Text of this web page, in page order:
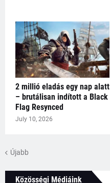
2 millió eladás egy nap alatt
– brutálisan indított a Black
Flag Resynced
July 10, 2026
Újabb
Közösségi Médiáink